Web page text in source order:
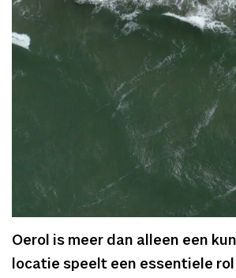
Oerol is meer dan alleen een
locatie speelt een essentiele